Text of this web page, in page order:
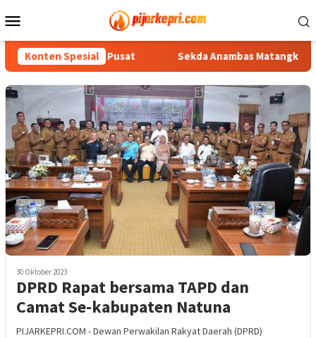
ke
Mobile
Konten Spesial
ke Pusat Sekda Anambas Matangkan
30 Oktober 2023
DPRD Rapat bersama TAPD dan
Camat Se-kabupaten Natuna
PIJARKEPRI.COM - Dewan Perwakilan Rakyat Daerah (DPRD)